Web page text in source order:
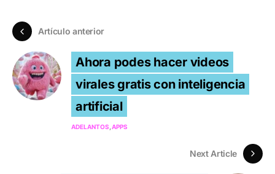
Artículo anterior
Ahora podes hacer videos
virales gratis con inteligencia
artificial
ADELANTOS APPS
Next Article